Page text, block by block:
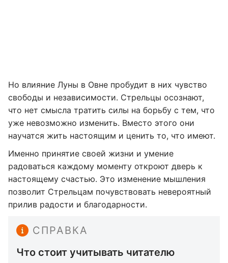
Но влияние Луны в Овне пробудит в них чувство
свободы и независимости. Стрельцы осознают,
что нет смысла тратить силы на борьбу с тем, что
уже невозможно изменить. Вместо этого они
научатся жить настоящим и ценить то, что имеют.
Именно принятие своей жизни и умение
радоваться каждому моменту откроют дверь к
настоящему счастью. Это изменение мышления
позволит Стрельцам почувствовать невероятный
прилив радости и благодарности.
СПРАВКА
Что стоит учитывать читателю